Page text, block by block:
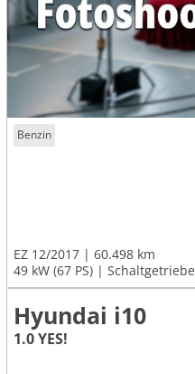
Benzin
EZ 12/2017
60.498 km
49 kW (67 PS)
Schaltgetriebe
Hyundai i10
1.0 YES!